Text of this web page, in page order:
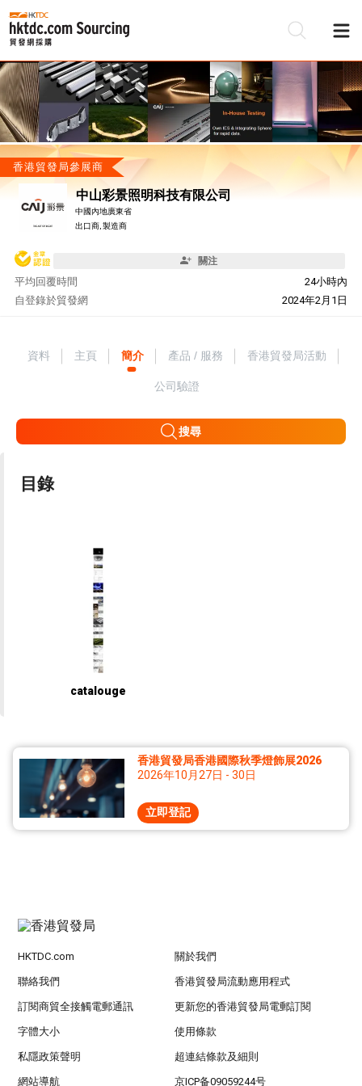
香港貿發局參展商
中山彩景照明科技有限公司
中國內地廣東省
出口商, 製造商
關注
平均回覆時間
24小時內
自
2024年2月1日
登錄於貿發網
資料 主頁 簡介 產品 / 服務 香港貿發局活動
公司驗證
搜尋
目錄
catalouge
香港貿發局香港國際秋季燈飾展2026
2026年10月27日 - 30日
立即登記
HKTDC.com 關於我們
聯絡我們 香港貿發局流動應用程式
訂閱商貿全接觸電郵通訊 更新您的香港貿發局電郵訂閱
字體大小 使用條款
私隱政策聲明 超連結條款及細則
網站導航 京ICP备09059244号